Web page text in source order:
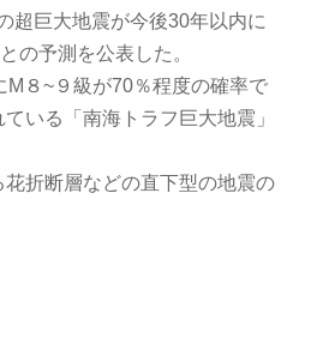
超巨大地震が今後30年以内に
の予測を公表した。
８~９級が70％程度の確率で
いる「南海トラフ巨大地震」
折断層などの直下型の地震の